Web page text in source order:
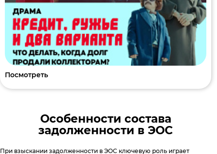
Посмотреть
Особенности состава
задолженности в ЭОС
При взыскании задолженности в ЭОС ключевую роль играет